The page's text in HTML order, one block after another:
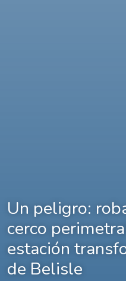
Un peligro:
cerco
estación
de Belisle